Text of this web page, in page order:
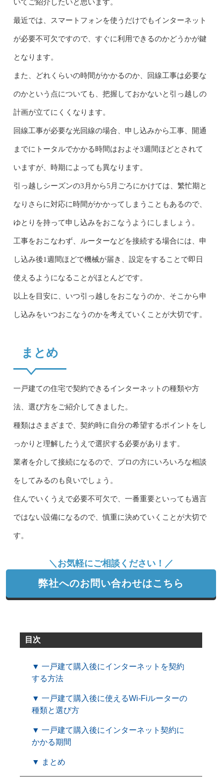
いてご紹介したいと思います。
最近では、スマートフォンを使うだけでもインターネット
が必要不可欠ですので、すぐに利用できるのかどうかが鍵
となります。
また、どれくらいの時間がかかるのか、回線工事は必要な
のかという点についても、把握しておかないと引っ越しの
計画が立てにくくなります。
回線工事が必要な光回線の場合、申し込みから工事、開通
までにトータルでかかる時間はおよそ3週間ほどとされて
いますが、時期によっても異なります。
引っ越しシーズンの3月から5月ごろにかけては、繁忙期と
なりさらに対応に時間がかかってしまうこともあるので、
ゆとりを持って申し込みをおこなうようにしましょう。
工事をおこなわず、ルーターなどを接続する場合には、申
し込み後1週間ほどで機械が届き、設定をすることで即日
使えるようになることがほとんどです。
以上を目安に、いつ引っ越しをおこなうのか、そこから申
し込みをいつおこなうのかを考えていくことが大切です。
まとめ
一戸建ての住宅で契約できるインターネットの種類や方
法、選び方をご紹介してきました。
種類はさまざまで、契約時に自分の希望するポイントをし
っかりと理解したうえで選択する必要があります。
業者を介して接続になるので、プロの方にいろいろな相談
をしてみるのも良いでしょう。
住んでいくうえで必要不可欠で、一番重要といっても過言
ではない設備になるので、慎重に決めていくことが大切で
す。
＼お気軽にご相談ください！／
弊社へのお問い合わせはこちら
目次
▼ 一戸建て購入後にインターネットを契約
する方法
▼ 一戸建て購入後に使えるWi-Fiルーターの
種類と選び方
▼ 一戸建て購入後にインターネット契約に
かかる期間
▼ まとめ